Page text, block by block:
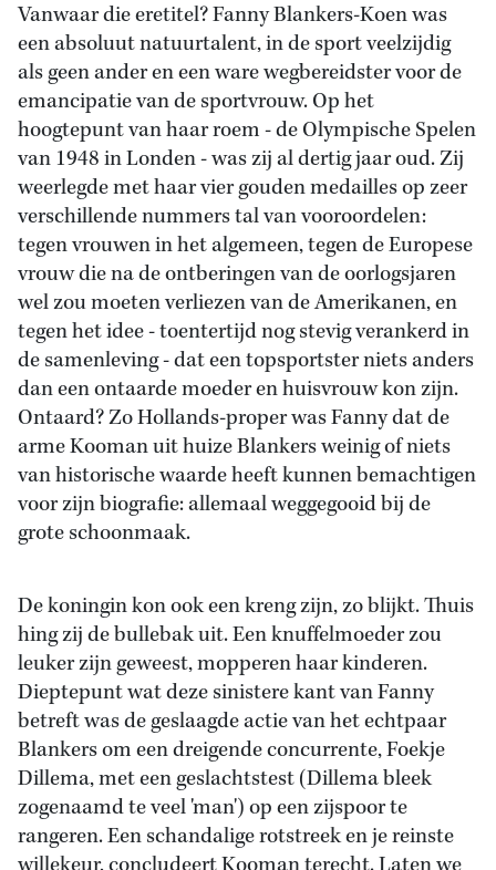
Vanwaar die eretitel? Fanny Blankers-Koen was
een absoluut natuurtalent, in de sport veelzijdig
als geen ander en een ware wegbereidster voor de
emancipatie van de sportvrouw. Op het
hoogtepunt van haar roem - de Olympische Spelen
van 1948 in Londen - was zij al dertig jaar oud. Zij
weerlegde met haar vier gouden medailles op zeer
verschillende nummers tal van vooroordelen:
tegen vrouwen in het algemeen, tegen de Europese
vrouw die na de ontberingen van de oorlogsjaren
wel zou moeten verliezen van de Amerikanen, en
tegen het idee - toentertijd nog stevig verankerd in
de samenleving - dat een topsportster niets anders
dan een ontaarde moeder en huisvrouw kon zijn.
Ontaard? Zo Hollands-proper was Fanny dat de
arme Kooman uit huize Blankers weinig of niets
van historische waarde heeft kunnen bemachtigen
voor zijn biografie: allemaal weggegooid bij de
grote schoonmaak.
De koningin kon ook een kreng zijn, zo blijkt. Thuis
hing zij de bullebak uit. Een knuffelmoeder zou
leuker zijn geweest, mopperen haar kinderen.
Dieptepunt wat deze sinistere kant van Fanny
betreft was de geslaagde actie van het echtpaar
Blankers om een dreigende concurrente, Foekje
Dillema, met een geslachtstest (Dillema bleek
zogenaamd te veel 'man') op een zijspoor te
rangeren. Een schandalige rotstreek en je reinste